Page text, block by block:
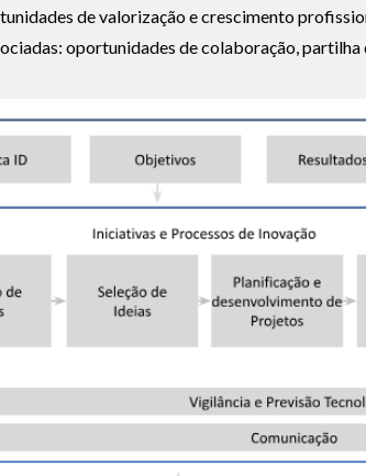
de valorização e crescimento
oportunidades de colaboração,